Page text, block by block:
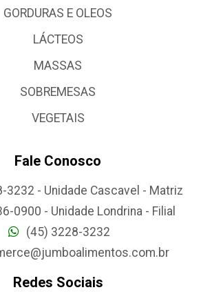
GORDURAS E OLEOS
LÁCTEOS
MASSAS
SOBREMESAS
VEGETAIS
Fale Conosco
3232 - Unidade Cascavel - Matriz
0900 - Unidade Londrina - Filial
(45) 3228-3232
Redes Sociais